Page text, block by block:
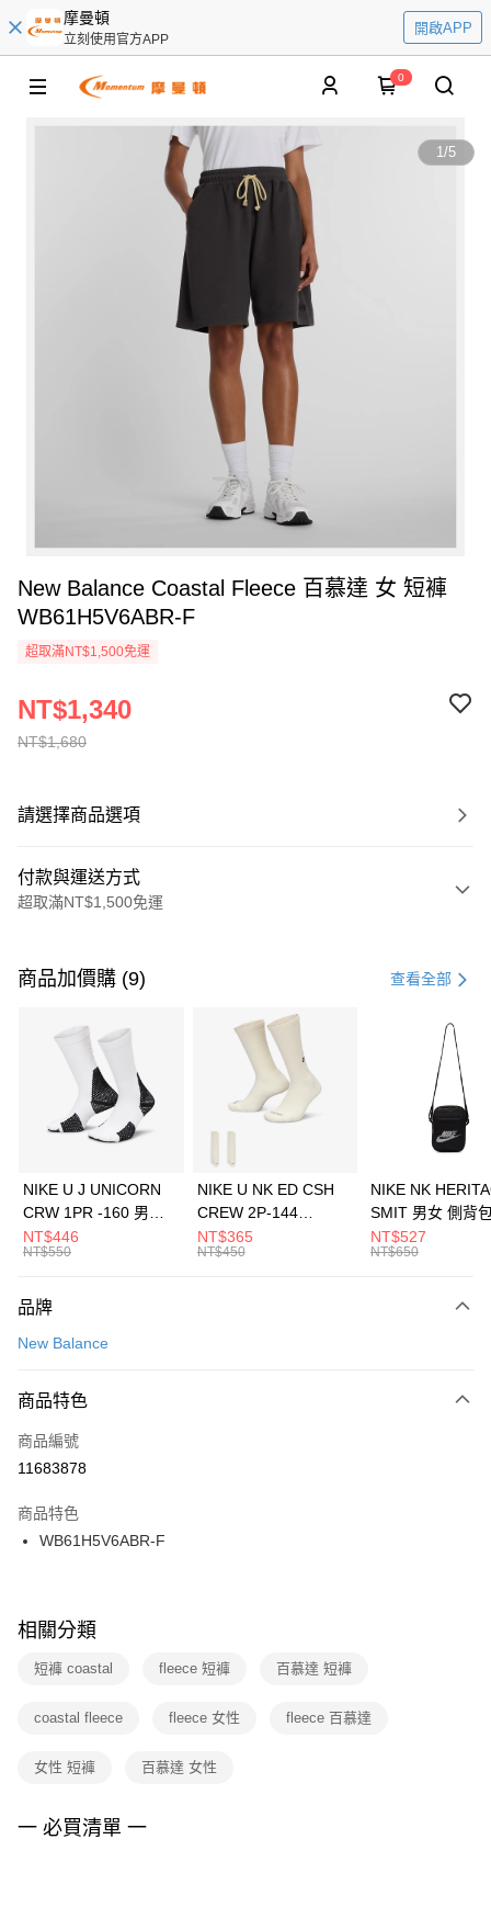
摩曼頓
立刻使用官方APP
開啟APP
0
1/5
New Balance Coastal Fleece 百慕達 女 短褲
WB61H5V6ABR-F
超取滿NT$1,500免運
NT$1,680
NT$1,340
請選擇商品選項
付款與運送方式
超取滿NT$1,500免運
信用卡一次付款
3 期 0 利率 每期 21家銀行
合作金庫商業銀行
第一商業銀行
華南商業銀行
彰化商業銀行
上海商業儲蓄銀行
元大商業銀行
台灣樂天信用卡公司
Apple Pay
全盈+PAY
AFTEE先享後付
【關於「AFTEE先享後付」】
便利好安心！
３．安心：先確認商品／服務後，再付款。
【「AFTEE先享後付」結帳流程】
１．於結帳方式選擇「AFTEE先享後付」後，將跳轉至「AFTEE先享後付」
２．訂單成立數日內，您將收到繳費通知簡訊。
３．收到繳費通知簡訊後14天內，點擊此簡訊中的連結，可透過四大超商／
ATM／網路銀行／等多元方式進行付款，方視為交易完成。
※ 交易是否成功請以「AFTEE先享後付 」之結帳頁面顯示為準，若有關於
是否繳費成功／繳費後需取消欲退款等相關疑問，請聯繫「AFTEE先享後付
客戶支援中心」
https://netprotections.freshdesk.com/support/home
１．透過由恩沛科技股份有限公司提供之「AFTEE先享後付」服務完成之交
權轉讓予恩沛科技股份有限公司。
３．未成年的使用者請事先徵得法定代理人或監護人之同意方可使用
「AFTEE先享後付」，若未經同意申辦者引起之損失，本公司不負相關責
運送方式
每筆NT$100，滿NT$1,500(含以上)免運費
宅配
每筆NT$100，滿NT$1,500(含以上)免運費
付款後門市自取
每筆NT$100，滿NT$1,500(含以上)免運費
商品加價購 (9) 查看全部
NIKE U J UNICORN
CRW 1PR -160 男女
中統襪 FZ3393100
NT$446
NT$550
NIKE U NK ED CSH
CREW 2P-144
EMBRDY 男女 短統襪
FZ3073133
NT$365
NT$450
NIKE NK
SMIT 男女 側背
BA5871010
NT$527
NT$650
品牌
New Balance
商品特色
商品編號
11683878
商品特色
WB61H5V6ABR-F
相關分類
短褲 coastal fleece 短褲 百慕達 短褲
coastal fleece fleece 女性 fleece 百慕達
女性 短褲 百慕達 女性
一 必買清單 一